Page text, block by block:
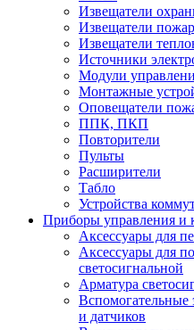
Извещатели
Извещатели
Извещатели
Источники
Модули
Монтажные
Оповещатели
ППК, ПКП
Повторители
Пульты
Расширители
Табло
Устройства
Приборы управления и
Аксессуары для
Аксессуары для
светосигнальной
Арматура
Вспомогательные
и датчиков